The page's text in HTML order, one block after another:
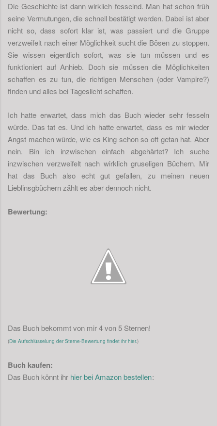
Die Geschichte ist dann wirklich fesselnd. Man hat schon früh
seine Vermutungen, die schnell bestätigt werden. Dabei ist aber
nicht so, dass sofort klar ist, was passiert und die Gruppe
verzweifelt nach einer Möglichkeit sucht die Bösen zu stoppen.
Sie wissen eigentlich sofort, was sie tun müssen und es
funktioniert auf Anhieb. Doch sie müssen die Möglichkeiten
schaffen es zu tun, die richtigen Menschen (oder Vampire?)
finden und alles bei Tageslicht schaffen.
Ich hatte erwartet, dass mich das Buch wieder sehr fesseln
würde. Das tat es. Und ich hatte erwartet, dass es mir wieder
Angst machen würde, wie es King schon so oft getan hat. Aber
nein. Bin ich inzwischen einfach abgehärtet? Ich suche
inzwischen verzweifelt nach wirklich gruseligen Büchern. Mir
hat das Buch also echt gut gefallen, zu meinen neuen
Lieblinsgbüchern zählt es aber dennoch nicht.
Bewertung:
Das Buch bekommt von mir 4 von 5 Sternen!
(Die Aufschlüsselung der Sterne-Bewertung findet ihr hier.)
Buch kaufen:
Das Buch könnt ihr hier bei Amazon bestellen: